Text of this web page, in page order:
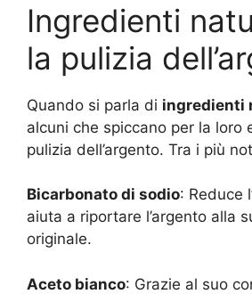
Ingredienti
la pulizia
Quando si parla di ingredienti
alcuni che spiccano per la loro
pulizia dell’argento. Tra i più
Bicarbonato di sodio: Reduce
aiuta a riportare l’argento alla
originale.
Aceto bianco: Grazie al suo